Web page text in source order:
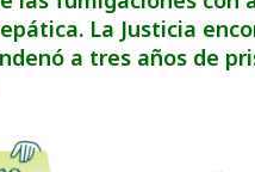
La Justicia
a tres años de